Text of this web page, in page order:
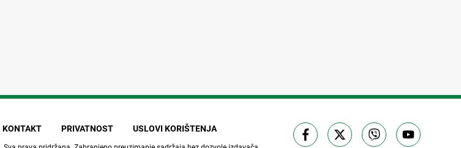
KONTAKT PRIVATNOST USLOVI KORIŠTENJA